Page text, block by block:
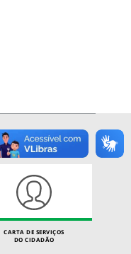
CARTA DE SERVIÇOS
DO CIDADÃO